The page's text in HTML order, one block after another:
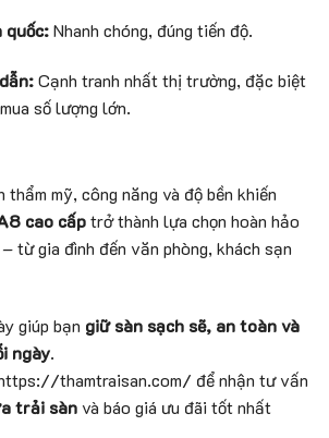
quốc:Nhanh chóng, đúng tiến độ.
Cạnh tranh nhất thị trường, đặc biệt
số lượng lớn.
mỹ, công năng và độ bền khiến
cao cấptrở thành lựa chọn hoàn hảo
từ gia đình đến văn phòng, khách sạn
giúp bạn giữ sàn sạch sẽ, an toàn và
ngày.
thamtraisan.com/ để nhận tư vấn
trải sànvà báo giá ưu đãi tốt nhất